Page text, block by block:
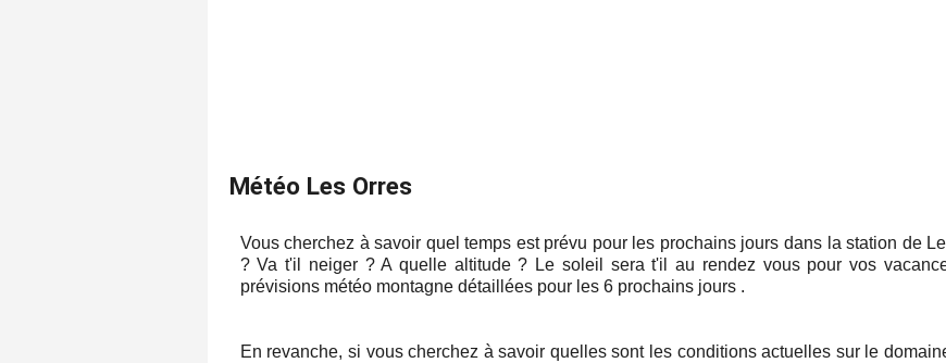
Météo Les Orres
Vous cherchez à savoir quel temps est prévu pour les prochains jours dans la station de
? Va t'il neiger ? A quelle altitude ? Le soleil sera t'il au rendez vous pour vos
prévisions météo montagne détaillées pour les 6 prochains jours .
En revanche, si vous cherchez à savoir quelles sont les conditions actuelles sur le